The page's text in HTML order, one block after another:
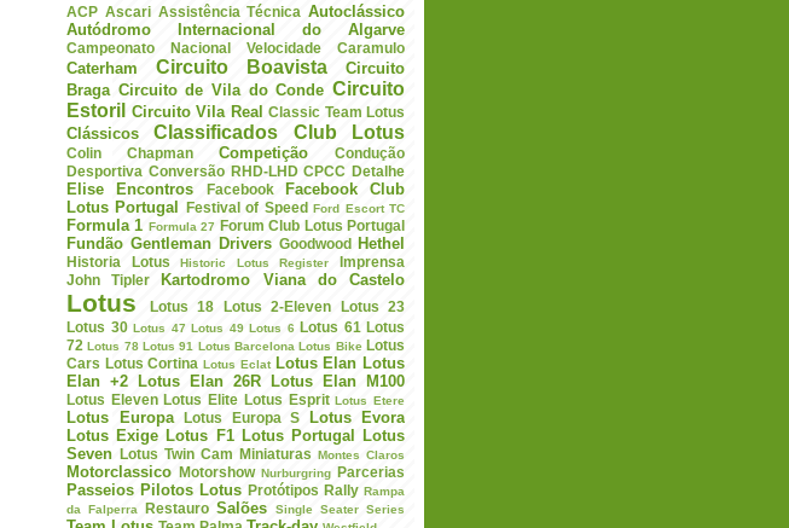
ACP Ascari Assistência Técnica Autoclássico
Autódromo Internacional do Algarve
Campeonato Nacional Velocidade Caramulo
Caterham Circuito Boavista
Circuito
Braga Circuito de Vila do Conde Circuito
Estoril Circuito Vila Real Classic Team Lotus
Clássicos Classificados Club Lotus
Colin Chapman Competição
Condução
Desportiva Conversão RHD-LHD CPCC Detalhe
Elise Encontros Facebook
Facebook Club
Lotus Portugal
Festival of Speed Ford Escort TC
Formula 1 Formula 27 Forum Club Lotus Portugal
Fundão Gentleman Drivers Goodwood Hethel
Historia Lotus Historic Lotus Register
Imprensa
John Tipler
Kartodromo Viana do Castelo
Lotus Lotus 18 Lotus 2-Eleven
Lotus 23
Lotus 30 Lotus 47 Lotus 49 Lotus 6 Lotus 61 Lotus
72 Lotus 78 Lotus 91 Lotus Barcelona Lotus Bike Lotus
Cars Lotus Cortina Lotus Eclat Lotus Elan Lotus
Elan +2
Lotus Elan 26R Lotus Elan M100
Lotus Eleven Lotus Elite Lotus Esprit Lotus Etere
Lotus Europa Lotus Europa S
Lotus Evora
Lotus Exige Lotus F1 Lotus Portugal
Lotus
Seven Lotus Twin Cam Miniaturas Montes Claros
Motorclassico Motorshow Nurburgring Parcerias
Passeios Pilotos Lotus Protótipos Rally Rampa
da Falperra
Restauro Salões Single Seater Series